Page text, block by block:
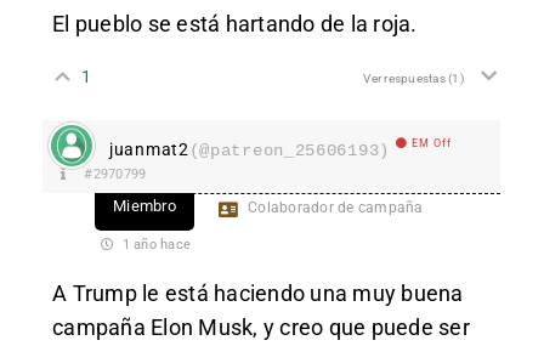
El pueblo se está hartando de la roja.
1 Ver respuestas(1)
juanmat2 (@patreon_25606193) EM Off
#2970799
Miembro Colaborador de campaña
1 año hace
A Trump le está haciendo una muy buena
campaña Elon Musk, y creo que puede ser